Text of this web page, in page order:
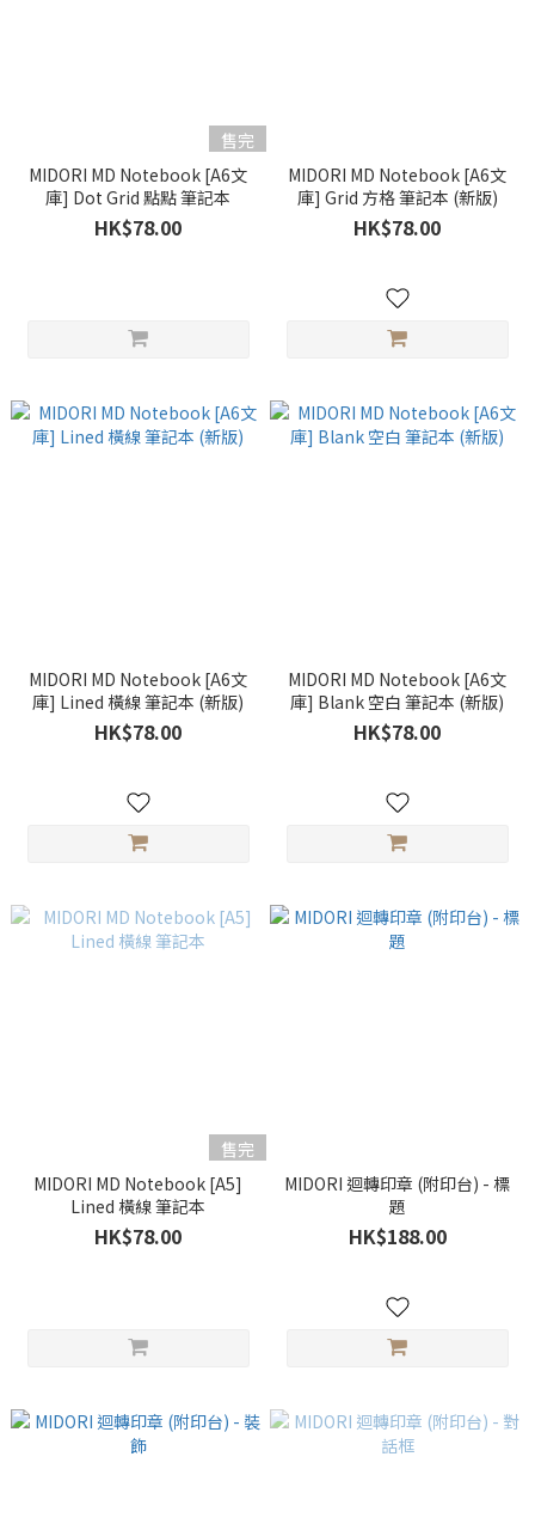
售完
MIDORI MD Notebook [A6文
庫] Dot Grid 點點 筆記本
HK$78.00
MIDORI MD Notebook [A6文
庫] Grid 方格 筆記本 (新版)
HK$78.00
MIDORI MD Notebook [A6文
庫] Lined 橫線 筆記本 (新版)
HK$78.00
MIDORI MD Notebook [A6文
庫] Blank 空白 筆記本 (新版)
HK$78.00
售完
MIDORI MD Notebook [A5]
Lined 橫線 筆記本
HK$78.00
MIDORI 迴轉印章 (附印台) - 標
題
HK$188.00